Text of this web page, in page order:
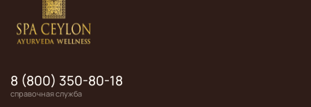
8 (800) 350-80-18
справочная служба